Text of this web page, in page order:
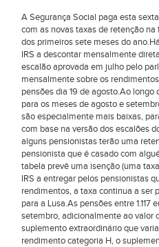
A Segurança Social paga esta
com as novas taxas de retenção
dos primeiros sete meses do
IRS a descontar mensalmente
escalão aprovada em julho pelo
mensalmente sobre os
pensões dia 19 de agosto.Ao
para os meses de agosto e
são especialmente mais baixas,
com base na versão dos escalões
alguns pensionistas terão uma
pensionista que é casado com
tabela prevê uma isenção (uma
IRS a entregar pelos pensionistas
rendimentos, a taxa continua a ser
para a Lusa.As pensões entre
setembro, adicionalmente ao valor
suplemento extraordinário que
rendimento categoria H, o